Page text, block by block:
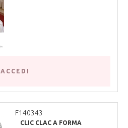
ACCEDI
F140343
CLIC CLAC A FORMA